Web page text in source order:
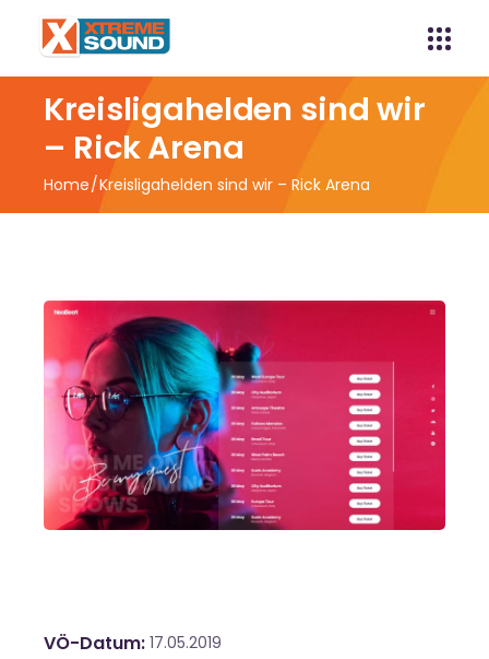
Kreisligahelden sind wir
– Rick Arena
Home Kreisligahelden sind wir – Rick Arena
VÖ-Datum 17.05.2019